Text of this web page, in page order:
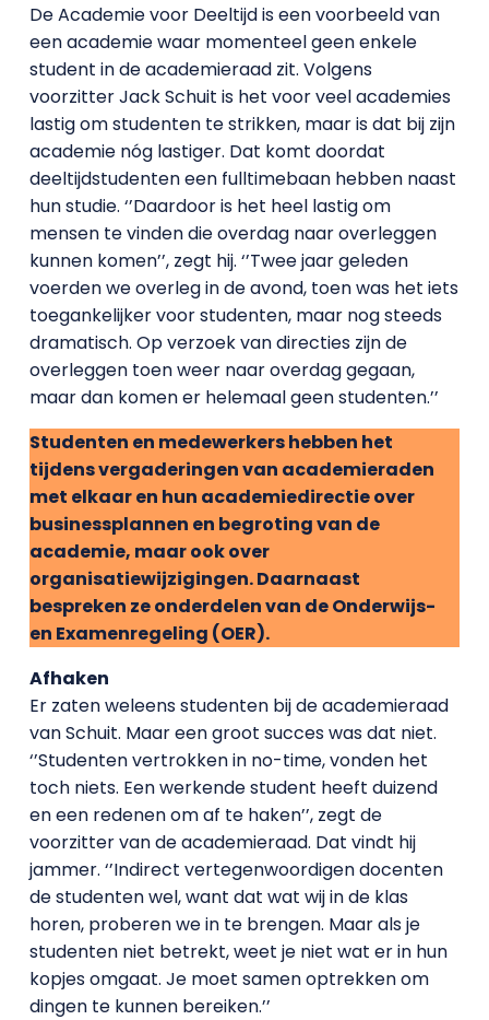
De Academie voor Deeltijd is een voorbeeld van
een academie waar momenteel geen enkele
student in de academieraad zit. Volgens
voorzitter Jack Schuit is het voor veel academies
lastig om studenten te strikken, maar is dat bij zijn
academie nóg lastiger. Dat komt doordat
deeltijdstudenten een fulltimebaan hebben naast
hun studie. ‘’Daardoor is het heel lastig om
mensen te vinden die overdag naar overleggen
kunnen komen’’, zegt hij. ‘’Twee jaar geleden
voerden we overleg in de avond, toen was het iets
toegankelijker voor studenten, maar nog steeds
dramatisch. Op verzoek van directies zijn de
overleggen toen weer naar overdag gegaan,
maar dan komen er helemaal geen studenten.’’
Studenten en medewerkers hebben het
tijdens vergaderingen van academieraden
met elkaar en hun academiedirectie over
businessplannen en begroting van de
academie, maar ook over
organisatiewijzigingen. Daarnaast
bespreken ze onderdelen van de Onderwijs-
en Examenregeling (OER).
Afhaken
Er zaten weleens studenten bij de academieraad
van Schuit. Maar een groot succes was dat niet.
‘’Studenten vertrokken in no-time, vonden het
toch niets. Een werkende student heeft duizend
en een redenen om af te haken’’, zegt de
voorzitter van de academieraad. Dat vindt hij
jammer. ‘’Indirect vertegenwoordigen docenten
de studenten wel, want dat wat wij in de klas
horen, proberen we in te brengen. Maar als je
studenten niet betrekt, weet je niet wat er in hun
kopjes omgaat. Je moet samen optrekken om
dingen te kunnen bereiken.’’